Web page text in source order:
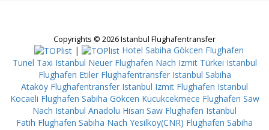
Copyrights © 2026 Istanbul Flughafentransfer
|
Hotel Sabiha Gökcen Flughafen
Tunel Taxi Istanbul Neuer Flughafen Nach Izmit Türkei Istanbul
Flughafen Etiler Flughafentransfer Istanbul Sabiha
Ataköy Flughafentransfer Istanbul Izmit Flughafen Istanbul
Kocaeli Flughafen Sabiha Gökcen Kucukcekmece Flughafen Saw
Nach Istanbul Anadolu Hisarı Saw Flughafen Istanbul
Fatih Flughafen Sabiha Nach Yesilkoy(CNR) Flughafen Sabiha